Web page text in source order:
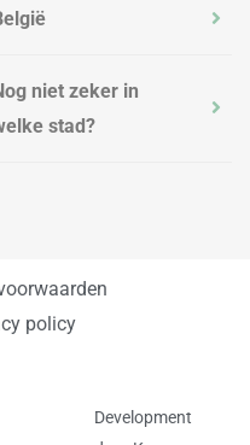
niet zeker in
stad?
policy
Development